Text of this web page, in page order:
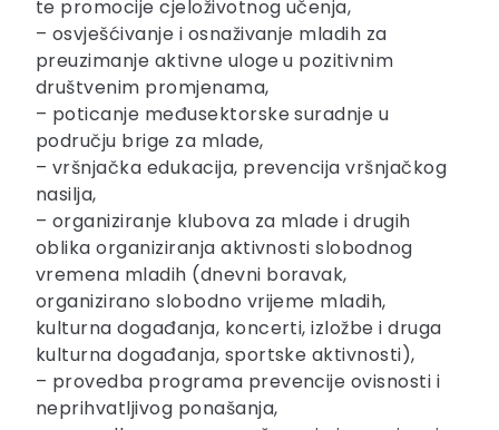
te promocije cjeloživotnog učenja,
– osvješćivanje i osnaživanje mladih za
preuzimanje aktivne uloge u pozitivnim
društvenim promjenama,
– poticanje međusektorske suradnje u
području brige za mlade,
– vršnjačka edukacija, prevencija vršnjačkog
nasilja,
– organiziranje klubova za mlade i drugih
oblika organiziranja aktivnosti slobodnog
vremena mladih (dnevni boravak,
organizirano slobodno vrijeme mladih,
kulturna događanja, koncerti, izložbe i druga
kulturna događanja, sportske aktivnosti),
– provedba programa prevencije ovisnosti i
neprihvatljivog ponašanja,